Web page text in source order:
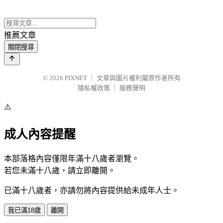
推薦文章
關閉搜尋
© 2026 PIXNET
文章與圖片權利屬原作者所有
隱私權政策
服務聲明
⚠️
成人內容提醒
本部落格內容僅限年滿十八歲者瀏覽。
若您未滿十八歲，請立即離開。
已滿十八歲者，亦請勿將內容提供給未成年人士。
我已滿18歲 離開